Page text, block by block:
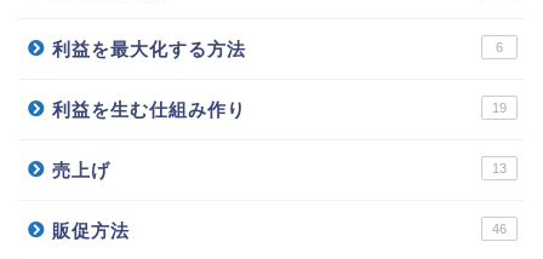
利益を最大化する方法 6
利益を生む仕組み作り 19
売上げ 13
販促方法 46